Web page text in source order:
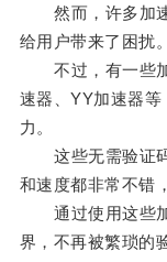
然而，许多加速
给用户带来了困扰。
不过，有一些加
速器、YY加速器
力。
这些无需验证码
和速度都非常不错
通过使用这些加
界，不再被繁琐的